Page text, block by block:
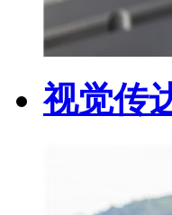
视觉传